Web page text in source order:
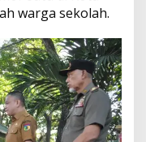
warga sekolah.